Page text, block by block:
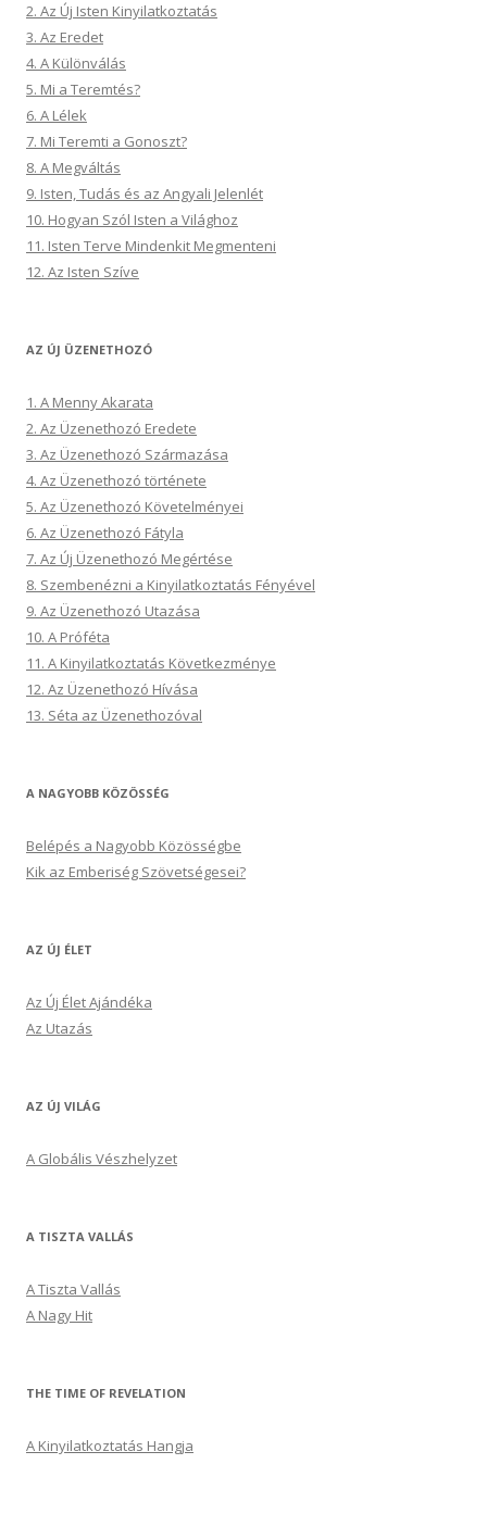
2. Az Új Isten Kinyilatkoztatás
3. Az Eredet
4. A Különválás
5. Mi a Teremtés?
6. A Lélek
7. Mi Teremti a Gonoszt?
8. A Megváltás
9. Isten, Tudás és az Angyali Jelenlét
10. Hogyan Szól Isten a Világhoz
11. Isten Terve Mindenkit Megmenteni
12. Az Isten Szíve
AZ ÚJ ÜZENETHOZÓ
1. A Menny Akarata
2. Az Üzenethozó Eredete
3. Az Üzenethozó Származása
4. Az Üzenethozó története
5. Az Üzenethozó Követelményei
6. Az Üzenethozó Fátyla
7. Az Új Üzenethozó Megértése
8. Szembenézni a Kinyilatkoztatás Fényével
9. Az Üzenethozó Utazása
10. A Próféta
11. A Kinyilatkoztatás Következménye
12. Az Üzenethozó Hívása
13. Séta az Üzenethozóval
A NAGYOBB KÖZÖSSÉG
Belépés a Nagyobb Közösségbe
Kik az Emberiség Szövetségesei?
AZ ÚJ ÉLET
Az Új Élet Ajándéka
Az Utazás
AZ ÚJ VILÁG
A Globális Vészhelyzet
A TISZTA VALLÁS
A Tiszta Vallás
A Nagy Hit
THE TIME OF REVELATION
A Kinyilatkoztatás Hangja